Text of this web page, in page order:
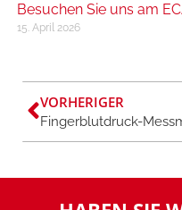
Besuchen Sie uns am
15. April 2026
VORHERIGER